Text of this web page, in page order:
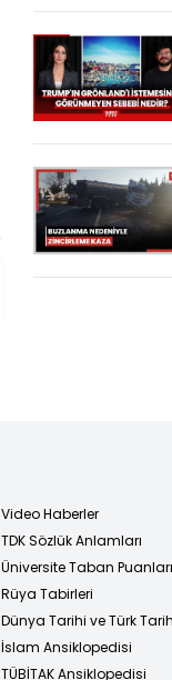
Video Haberler
TDK Sözlük Anlamları
Üniversite Taban Puanları
Rüya Tabirleri
Dünya Tarihi ve Türk
İslam Ansiklopedisi
TÜBİTAK Ansiklopedisi